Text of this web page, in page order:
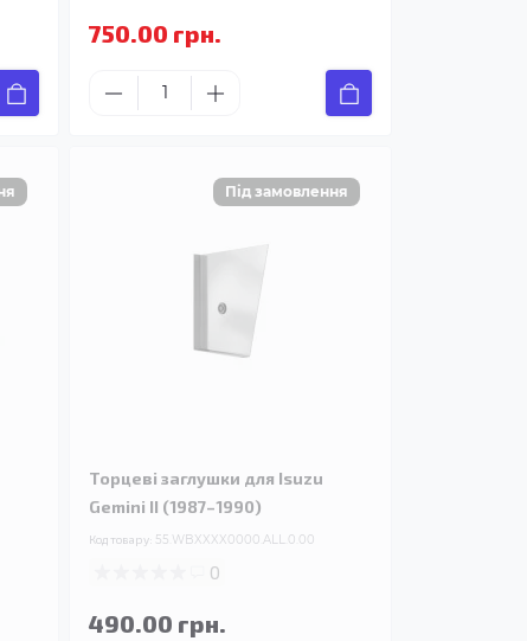
750.00 грн.
Торцеві заглушки для Isuzu
Gemini II (1987–1990)
Код товару: 55.WBXXXX0000.ALL.0.00
0
490.00 грн.